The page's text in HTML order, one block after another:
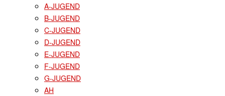
A-JUGEND
B-JUGEND
C-JUGEND
D-JUGEND
E-JUGEND
F-JUGEND
G-JUGEND
AH